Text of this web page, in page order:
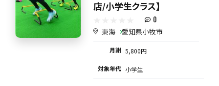
店/小学生クラス】
0
東海 愛知県小牧市
月謝 5,800円
対象年代 小学生